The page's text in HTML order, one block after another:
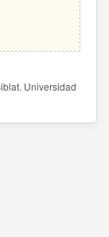
Universidad